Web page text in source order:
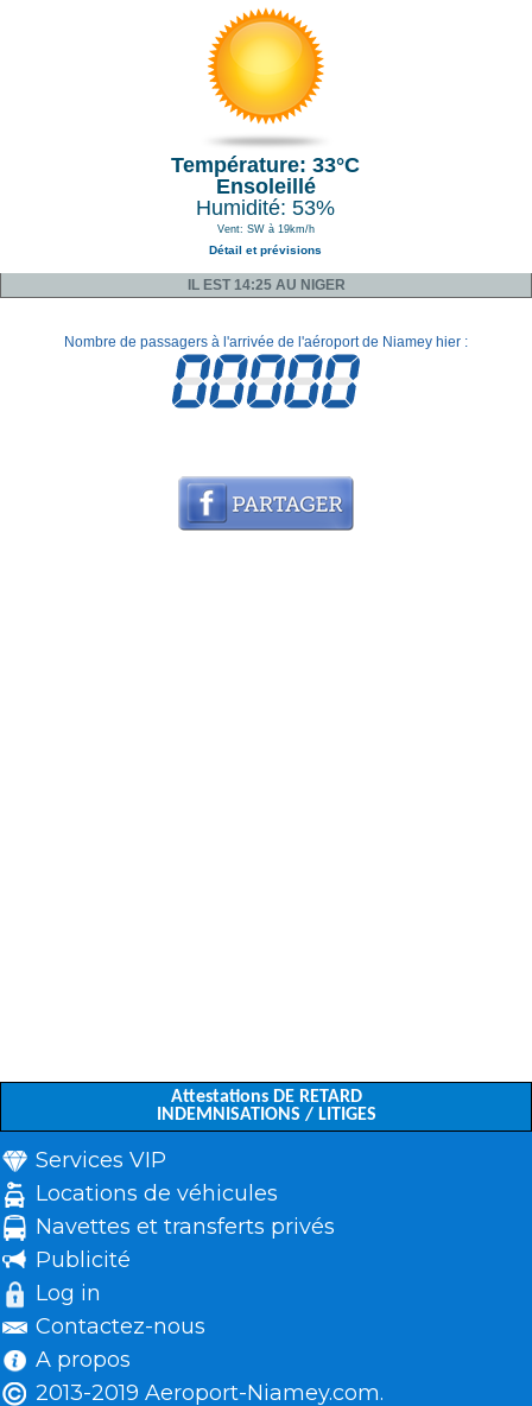
Température: 33°C
Ensoleillé
Humidité: 53%
Vent: SW à 19km/h
Détail et prévisions
IL EST 14:25 AU NIGER
Nombre de passagers à l'arrivée de l'aéroport de Niamey hier :
Attestations DE RETARD
INDEMNISATIONS / LITIGES
Services VIP
Locations de véhicules
Navettes et transferts privés
Publicité
Log in
Contactez-nous
A propos
2013-2019 Aeroport-Niamey.com.